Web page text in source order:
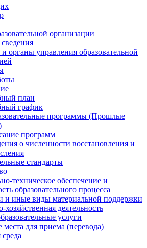
организации
органы управления образовательной
план
график
программы (Прошлые
программ
о численности восстановления и
стандарты
техническое обеспечение и
образовательного процесса
и иные виды материальной поддержки
деятельность
услуги
места для приема (перевода)